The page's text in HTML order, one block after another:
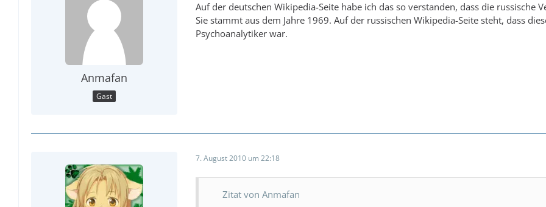
Anmafan
Gast
Auf der deutschen Wikipedia-Seite habe ich das so verstanden, dass die
Sie stammt aus dem Jahre 1969. Auf der russischen Wikipedia-Seite steht, dass
Psychoanalytiker war.
7. August 2010 um 22:18
Zitat von Anmafan